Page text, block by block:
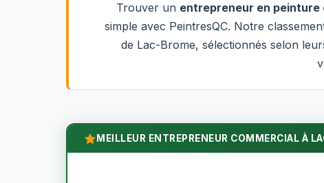
Trouver un entrepreneur en peinture
simple avec PeintresQC. Notre
de Lac-Brome, sélectionnés selon
MEILLEUR ENTREPRENEUR COMMERCIAL À